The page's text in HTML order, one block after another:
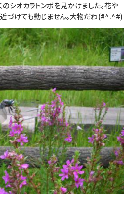
シオカラトンボを見かけました。花や
づけても動じません。大物だわ(#^.^#)